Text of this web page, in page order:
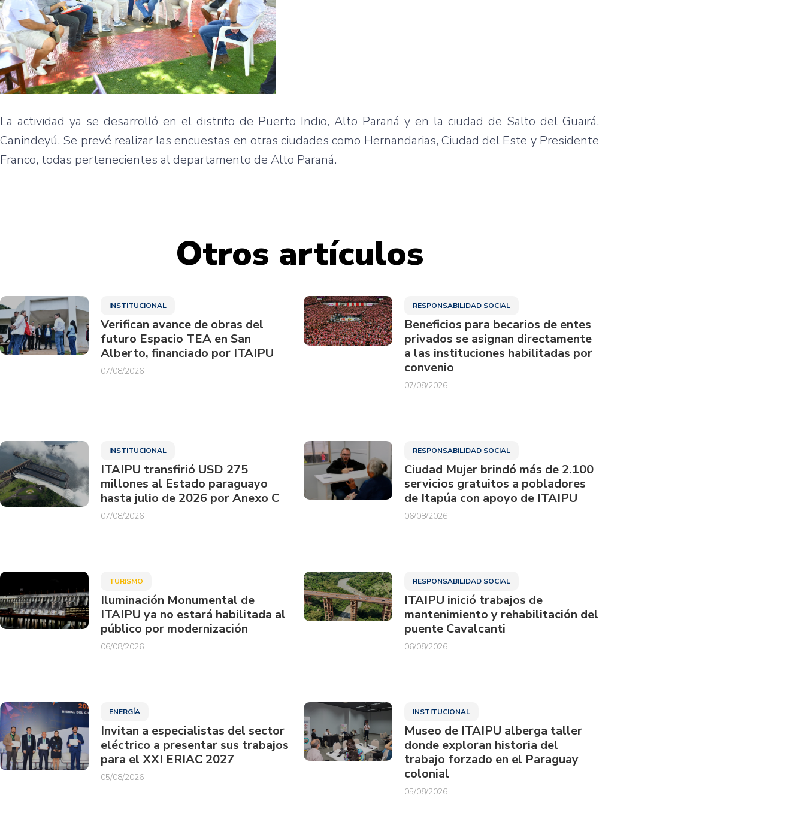
La actividad ya se desarrolló en el distrito de Puerto Indio, Alto Paraná y en la ciudad de Salto del Guairá,
Canindeyú. Se prevé realizar las encuestas en otras ciudades como Hernandarias, Ciudad del Este y Presidente
Franco, todas pertenecientes al departamento de Alto Paraná.
Otros artículos
INSTITUCIONAL
Verifican avance de obras del
futuro Espacio TEA en San
Alberto, financiado por ITAIPU
07/08/2026
RESPONSABILIDAD SOCIAL
Beneficios para becarios de entes
privados se asignan directamente
a las instituciones habilitadas por
convenio
07/08/2026
INSTITUCIONAL
ITAIPU transfirió USD 275
millones al Estado paraguayo
hasta julio de 2026 por Anexo C
07/08/2026
RESPONSABILIDAD SOCIAL
Ciudad Mujer brindó más de 2.100
servicios gratuitos a pobladores
de Itapúa con apoyo de ITAIPU
06/08/2026
TURISMO
Iluminación Monumental de
ITAIPU ya no estará habilitada al
público por modernización
06/08/2026
RESPONSABILIDAD SOCIAL
ITAIPU inició trabajos de
mantenimiento y rehabilitación del
puente Cavalcanti
06/08/2026
ENERGÍA
Invitan a especialistas del sector
eléctrico a presentar sus trabajos
para el XXI ERIAC 2027
05/08/2026
INSTITUCIONAL
Museo de ITAIPU alberga taller
donde exploran historia del
trabajo forzado en el Paraguay
colonial
05/08/2026